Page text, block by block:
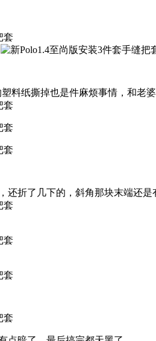
料纸撕掉也是件麻烦事情，和老
还折了几下的，斜角那块末端还